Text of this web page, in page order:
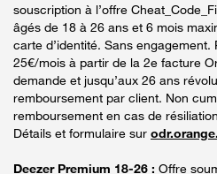
souscription à l’offre
âgés de 18 à 26 ans et 6 mois
carte d’identité. Sans
25€/mois à partir de la 2e facture
demande et jusqu’aux 26 ans
remboursement par client. Non
remboursement en cas de
Détails et formulaire sur
Deezer Premium 18-26 : Offre